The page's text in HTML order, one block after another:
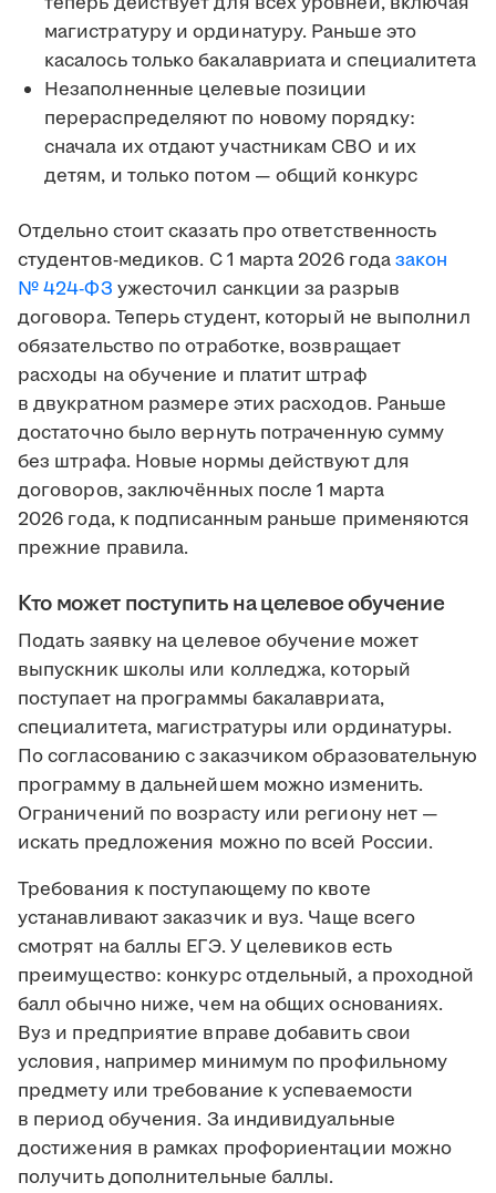
магистратуру и ординатуру. Раньше это
касалось только бакалавриата и специалитета
Незаполненные целевые позиции
перераспределяют по новому порядку:
сначала их отдают участникам СВО и их
детям, и только потом — общий конкурс
Отдельно стоит сказать про ответственность
студентов-медиков. С 1 марта 2026 годазакон
№ 424-ФЗ ужесточил санкции за разрыв
договора. Теперь студент, который не выполнил
обязательство по отработке, возвращает
расходы на обучение и платит штраф
в двукратном размере этих расходов. Раньше
достаточно было вернуть потраченную сумму
без штрафа. Новые нормы действуют для
договоров, заключённых после 1 марта
2026 года, к подписанным раньше применяются
прежние правила.
Кто может поступить на целевое обучение
Подать заявку на целевое обучение может
выпускник школы или колледжа, который
поступает на программы бакалавриата,
специалитета, магистратуры или ординатуры.
По согласованию с заказчиком образовательную
программу в дальнейшем можно изменить.
Ограничений по возрасту или региону нет —
искать предложения можно по всей России.
Требования к поступающему по квоте
устанавливают заказчик и вуз. Чаще всего
смотрят на баллы ЕГЭ. У целевиков есть
преимущество: конкурс отдельный, а проходной
балл обычно ниже, чем на общих основаниях.
Вуз и предприятие вправе добавить свои
условия, например минимум по профильному
предмету или требование к успеваемости
в период обучения. За индивидуальные
достижения в рамках профориентации можно
получить дополнительные баллы.